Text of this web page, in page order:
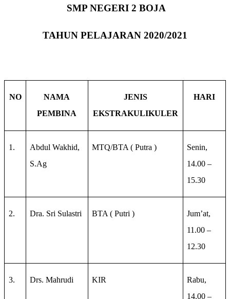
SMP NEGERI 2 BOJA
TAHUN PELAJARAN 2020/2021
NO
NAMA
PEMBINA
JENIS
EKSTRAKULIKULER
HARI
1.
Abdul Wakhid,
S.Ag
MTQ/BTA ( Putra )
Senin,
14.00 –
15.30
2. Dra. Sri Sulastri BTA ( Putri )
Jum’at,
11.00 –
12.30
3. Drs. Mahrudi KIR
Rabu,
14.00 –